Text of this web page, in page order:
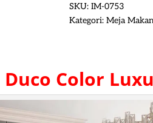
SKU: IM-0753
Kategori: Meja
Duco Color